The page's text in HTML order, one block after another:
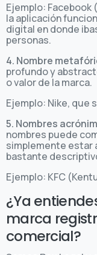
Ejemplo: Facebook
la aplicación
digital en donde
personas.
4. Nombre
profundo y
o valor de la marca.
Ejemplo: Nike, que
5. Nombres
nombres puede
simplemente estar
bastante
Ejemplo: KFC
¿Ya
marca
comercial?